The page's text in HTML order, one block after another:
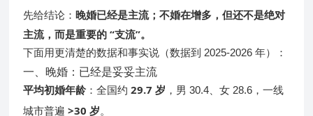
先给结论： 晚婚已经是主流；不婚在增多，但还不是绝对
主流，而是重要的 “支流”。
下面用更清楚的数据和事实说（数据到 2025-2026 年）：
一、晚婚：已经是妥妥主流
平均初婚年龄 ：全国约29.7 岁 ，男 30.4、女 28.6，一线
城市普遍>30 岁。